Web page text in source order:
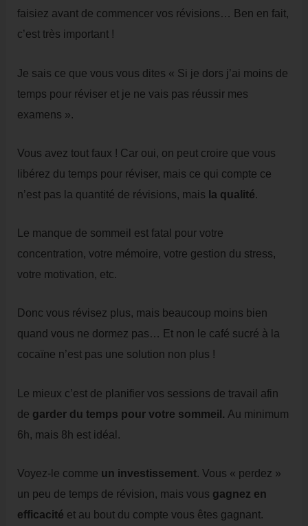
faisiez avant de commencer vos révisions… Ben en fait,
c’est très important !
Je sais ce que vous vous dites « Si je dors j’ai moins de
temps pour réviser et je ne vais pas réussir mes
examens ».
Vous avez tout faux ! Car oui, on peut croire que vous
libérez du temps pour réviser, mais ce qui compte ce
n’est pas la quantité de révisions, mais la qualité.
Le manque de sommeil est fatal pour votre
concentration, votre mémoire, votre gestion du stress,
votre motivation, etc.
Donc vous révisez plus, mais beaucoup moins bien
quand vous ne dormez pas… Et non le café sucré à la
cocaïne n’est pas une solution non plus !
Le mieux c’est de planifier vos sessions de travail afin
de garder du temps pour votre sommeil. Au minimum
6h, mais 8h est idéal.
Voyez-le comme un investissement. Vous « perdez »
un peu de temps de révision, mais vous gagnez en
efficacité et au bout du compte vous êtes gagnant.